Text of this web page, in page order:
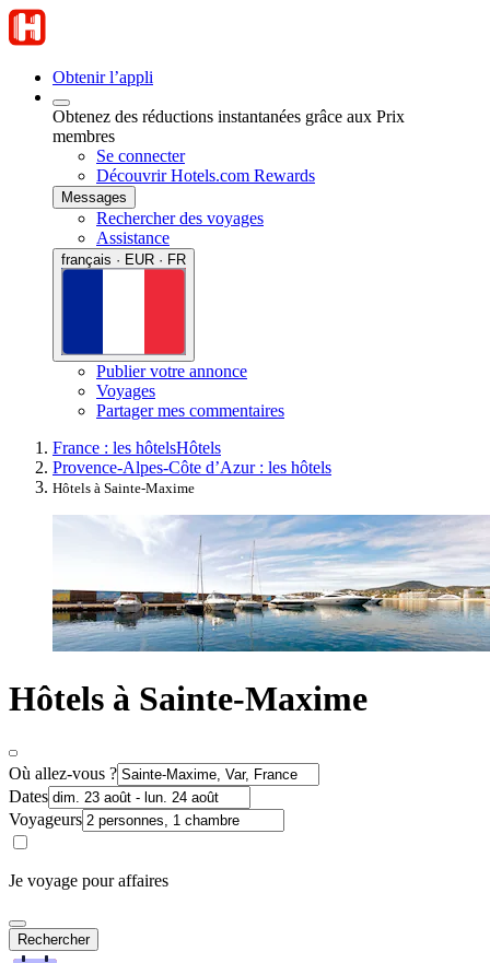
Obtenir l’appli
Obtenez des réductions instantanées grâce aux Prix
membres
Se connecter
Découvrir Hotels.com Rewards
Messages
Rechercher des voyages
Assistance
français · EUR · FR
Publier votre annonce
Voyages
Partager mes commentaires
France : les hôtelsHôtels
Provence-Alpes-Côte d’Azur : les hôtels
Hôtels à Sainte-Maxime
Hôtels à Sainte-Maxime
Où allez-vous ?
Dates
Voyageurs
Je voyage pour affaires
Rechercher